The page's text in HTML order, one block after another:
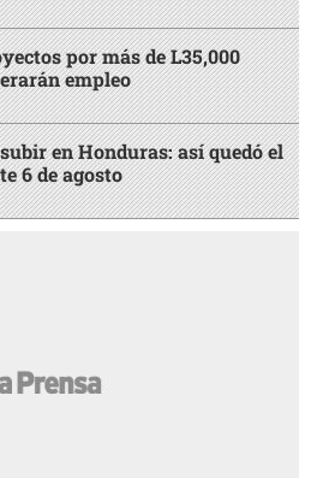
por más de L35,000
empleo
en Honduras: así quedó el
6 de agosto